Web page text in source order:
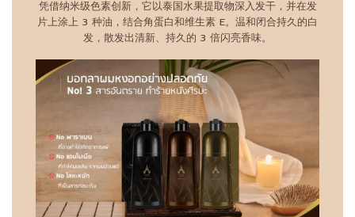
凭借纳米级色素创新，它以泰国水果提取物深入发干，并在发
片上涂上 3 种油，结合角蛋白和维生素 E。温和闭合持久的白
发，散发出清新、持久的 3 倍闪亮香味。